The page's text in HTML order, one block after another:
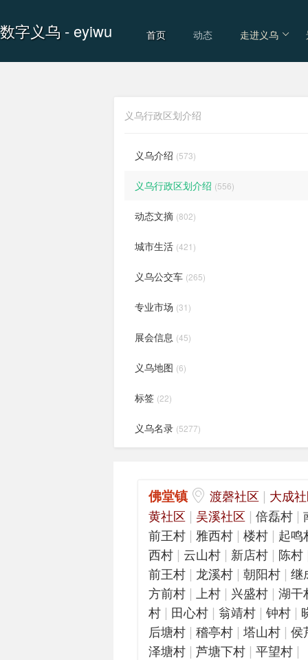
数字义乌 - eyiwu 首页 动态 走进义乌
义乌行政区划介绍
义乌介绍 (573)
义乌行政区划介绍 (556)
动态文摘 (802)
城市生活 (421)
义乌公交车 (265)
专业市场 (31)
展会信息 (45)
义乌地图 (6)
标签 (22)
义乌名录 (5277)
佛堂镇 渡磬社区 | 大成
黄社区 | 吴溪社区 | 倍磊村 |
前王村 | 雅西村 | 楼村 | 起鸣
西村 | 云山村 | 新店村 | 陈村
前王村 | 龙溪村 | 朝阳村 | 继
方前村 | 上村 | 兴盛村 | 湖干
村 | 田心村 | 翁靖村 | 钟村 |
后塘村 | 稽亭村 | 塔山村 | 侯
泽塘村 | 芦塘下村 | 平望村 |